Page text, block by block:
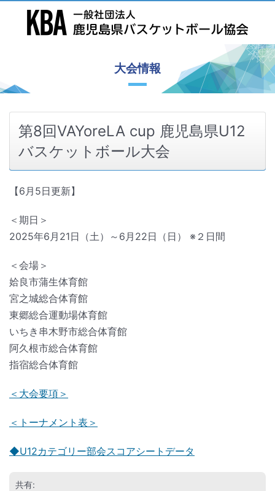
大会情報
第8回VAYoreLA cup 鹿児島県U12
バスケットボール大会
【6月5日更新】
＜期日＞
2025年6月21日（土）～6月22日（日） ※２日間
＜会場＞
姶良市蒲生体育館
宮之城総合体育館
東郷総合運動場体育館
いちき串木野市総合体育館
阿久根市総合体育館
指宿総合体育館
＜大会要項＞
＜トーナメント表＞
◆U12カテゴリー部会スコアシートデータ
共有: